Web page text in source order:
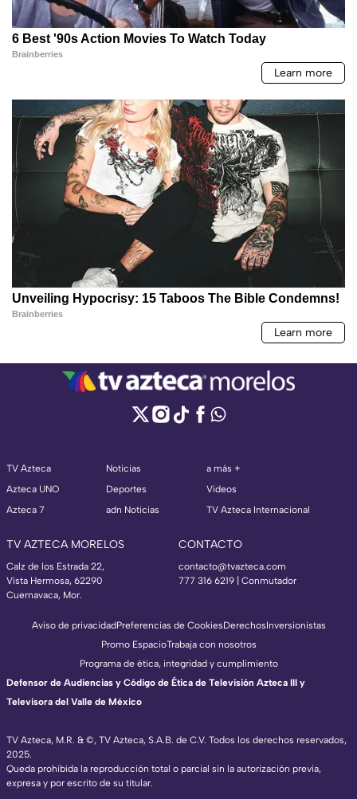
TV Azteca
Azteca UNO
Azteca 7
Noticias
Deportes
adn Noticias
a más +
Videos
TV Azteca Internacional
TV AZTECA MORELOS
Calz de los Estrada 22,
Vista Hermosa, 62290
Cuernavaca, Mor.
CONTACTO
contacto@tvazteca.com
777 316 6219 | Conmutador
TV Azteca, M.R. & ©, TV Azteca, S.A.B. de C.V. Todos los derechos reservados,
2025.
Queda prohibida la reproducción total o parcial sin la autorización previa,
expresa y por escrito de su titular.
Aviso de privacidadPreferencias de CookiesDerechosInversionistas
Promo EspacioTrabaja con nosotros
Programa de ética, integridad y cumplimiento
Defensor de Audiencias y Código de Ética de Televisión Azteca III y
Televisora del Valle de México